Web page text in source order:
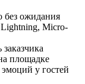
без ожидания
Micro-
площадке
у гостей